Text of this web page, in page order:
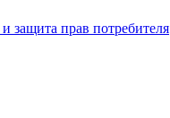
защита прав потребителя